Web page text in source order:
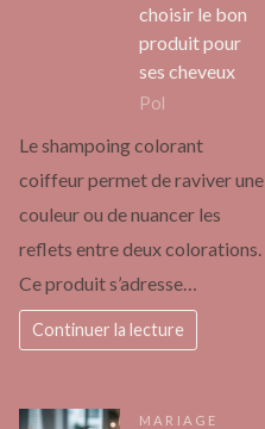
choisir le bon
produit pour
ses cheveux
Pol
Le shampoing colorant
coiffeur permet de raviver une
couleur ou de nuancer les
reflets entre deux colorations.
Ce produit s’adresse…
Continuer la lecture
MARIAGE